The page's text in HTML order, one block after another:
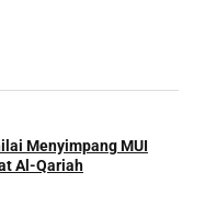
Menyimpang MUI
Al-Qariah